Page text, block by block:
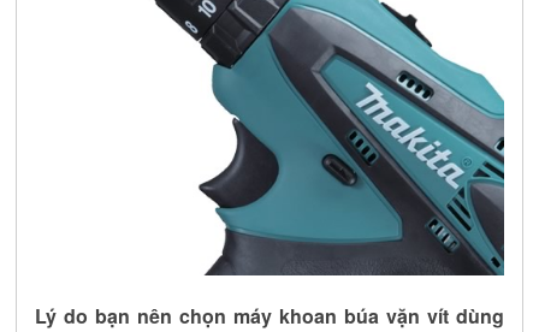
Lý do bạn nên chọn máy khoan búa vặn vít dùng